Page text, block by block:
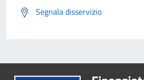
Segnala disservizio